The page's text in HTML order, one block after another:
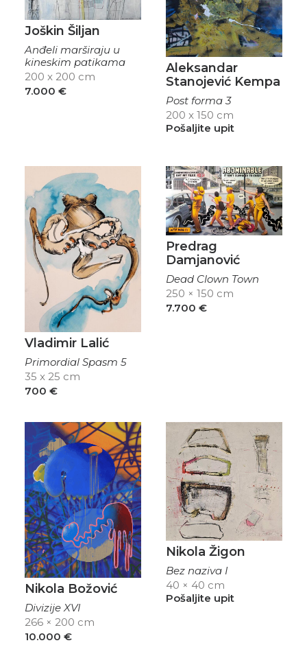
Joškin Šiljan
Anđeli marširaju u
kineskim patikama
200 x 200 cm
7.000 €
Aleksandar
Stanojević Kempa
Post forma 3
200 x 150 cm
Pošaljite upit
Vladimir Lalić
Primordial Spasm 5
35 x 25 cm
700 €
Predrag
Damjanović
Dead Clown Town
250 × 150 cm
7.700 €
Nikola Božović
Divizije XVI
266 × 200 cm
10.000 €
Nikola Žigon
Bez naziva I
40 × 40 cm
Pošaljite upit